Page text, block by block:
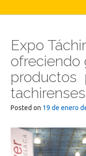
Expo
ofreciendo
productos
tachirenses
Posted on 19 de enero